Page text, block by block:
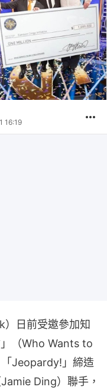
16:19
）日前受邀參加知
（Who Wants to
Jeopardy!」締造
Ding）聯手，